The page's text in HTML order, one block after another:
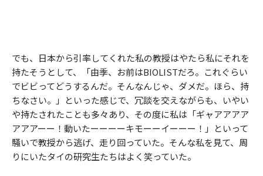
でも、日本から引率してくれた私の教授はやたら私にそれを
持たそうとして、「由季、お前はBIOLISTだろ。これぐらい
でビビってどうするんだ。そんなんじゃ、ダメだ。ほら、持
ちなさい。」といった感じで、冗談を交えながらも、いやい
や持たされたことも多々あり、その度に私は「ギャアアアア
アアアーー！動いたーーーーキモーーイーーー！」といって
騒いで教授から逃げ、走り回っていた。そんな私を見て、周
りにいたタイの研究生たちはよく笑っていた。